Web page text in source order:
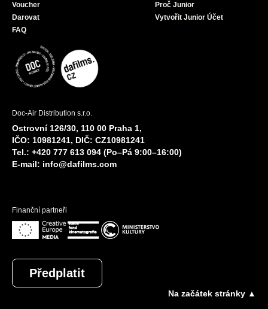
Voucher
Darovat
FAQ
Proč Junior
Vytvořit Junior Účet
Doc-Air Distribution s.r.o.
Ostrovní 126/30, 110 00 Praha 1,
IČO: 10981241, DIČ: CZ10981241
Tel.: +420 777 613 094 (Po–Pá 9:00–16:00)
E-mail: info@dafilms.com
Finanční partneři
Předplatit
Na začátek stránky ▲